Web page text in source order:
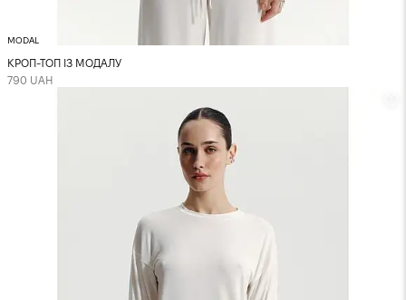
MODAL
КРОП-ТОП ІЗ МОДАЛУ
790 UAH